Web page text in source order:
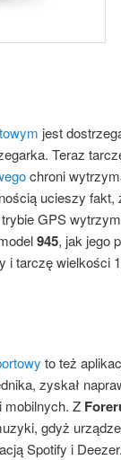
jest
Teraz
chroni
ucieszy fakt,
GPS
945, jak jego
i tarczę wielkości
to też
zyskał
mobilnych. Z
gdyż
Spotify i